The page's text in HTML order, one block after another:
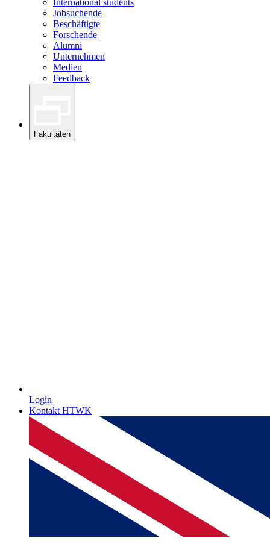
International students
Jobsuchende
Beschäftigte
Forschende
Alumni
Unternehmen
Medien
Feedback
Fakultäten
Login
Kontakt HTWK